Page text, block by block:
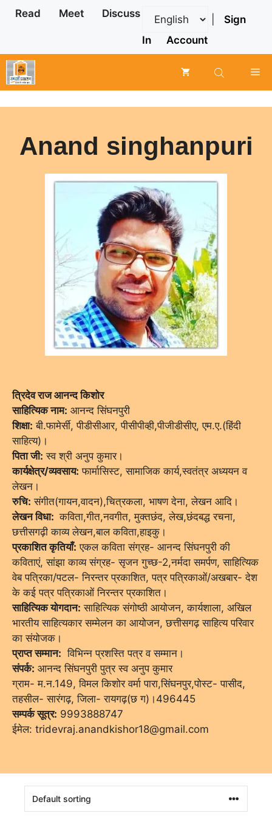
Skip
Read Meet Discuss
Sign
In
Account
Anand singhanpuri
त्रिदेव राज आनन्द किशोर
साहित्यिक नाम: आनन्द सिंघनपुरी
शिक्षा: बी.फामेर्सी, पीडीसीआर, पीसीपीव्ही,पीजीडीसीए, एम.ए.(हिंदी
साहित्य)।
पिता जी: स्व श्री अनुप कुमार।
कार्यक्षेत्र/व्यवसाय: फार्मासिस्ट, सामाजिक कार्य,स्वतंत्र अध्ययन व
लेखन।
रुचि: संगीत(गायन,वादन),चित्रकला, भाषण देना, लेखन आदि।
लेखन विधा: कविता,गीत,नवगीत, मुक्तछंद, लेख,छंदबद्ध रचना,
छत्तीसगढ़ी काव्य लेखन,बाल कविता,हाइकु।
प्रकाशित कृतियाँ: एकल कविता संग्रह- आनन्द सिंघनपुरी की
कविताएं, सांझा काव्य संग्रह- सृजन गुच्छ-2,नर्मदा समर्पण, साहित्यिक
वेब पत्रिका/पटल- निरन्तर प्रकाशित, पत्र पत्रिकाओं/अखबार- देश
के कई पत्र पत्रिकाओं निरन्तर प्रकाशित।
साहित्यिक योगदान: साहित्यिक संगोष्ठी आयोजन, कार्यशाला, अखिल
भारतीय साहित्यकार सम्मेलन का आयोजन, छत्तीसगढ़ साहित्य परिवार
का संयोजक।
प्राप्त सम्मान: विभिन्न प्रशस्ति पत्र व सम्मान।
संपर्क: आनन्द सिंघनपुरी पुत्र स्व अनुप कुमार
ग्राम- म.न.149, विमल किशोर वर्मा पारा,सिंघनपुर,पोस्ट- पासीद,
तहसील- सारंगढ़, जिला- रायगढ़(छ ग)।496445
सम्पर्क सूत्र: 9993888747
ईमेल: tridevraj.anandkishor18@gmail.com